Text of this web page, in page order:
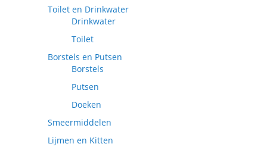
Toilet en Drinkwater
Drinkwater
Toilet
Borstels en Putsen
Borstels
Putsen
Doeken
Smeermiddelen
Lijmen en Kitten